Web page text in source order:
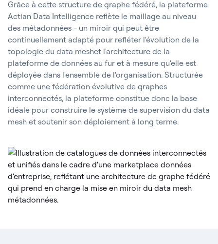
Grâce à cette structure de graphe fédéré, la plateforme
Actian Data Intelligence reflète le maillage au niveau
des métadonnées - un miroir qui peut être
continuellement adapté pour refléter l'évolution de la
topologie du data meshet l'architecture de la
plateforme de données au fur et à mesure qu'elle est
déployée dans l'ensemble de l'organisation. Structurée
comme une fédération évolutive de graphes
interconnectés, la plateforme constitue donc la base
idéale pour construire le système de supervision du data
mesh et soutenir son déploiement à long terme.